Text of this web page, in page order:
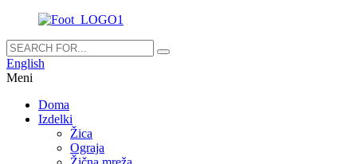
English
Meni
Doma
Izdelki
Žica
Ograja